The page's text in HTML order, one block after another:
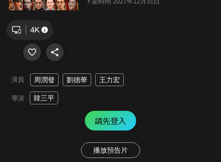
演員 周潤發 劉德華 王力宏
導演 韓三平
請先登入
播放預告片